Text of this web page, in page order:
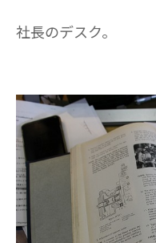
社長のデスク。